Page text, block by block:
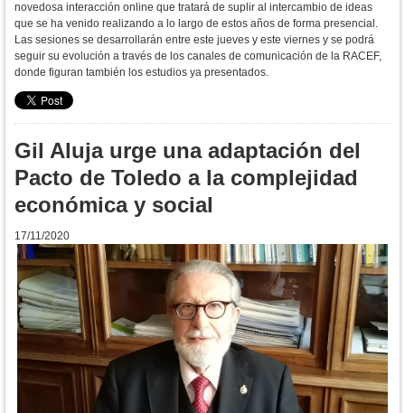
novedosa interacción online que tratará de suplir al intercambio de ideas
que se ha venido realizando a lo largo de estos años de forma presencial.
Las sesiones se desarrollarán entre este jueves y este viernes y se podrá
seguir su evolución a través de los canales de comunicación de la RACEF,
donde figuran también los estudios ya presentados.
Gil Aluja urge una adaptación del
Pacto de Toledo a la complejidad
económica y social
17/11/2020